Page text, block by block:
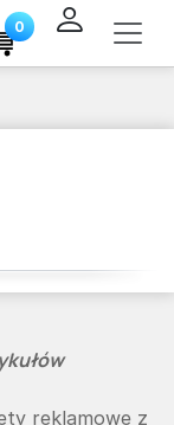
0
reklamowe z